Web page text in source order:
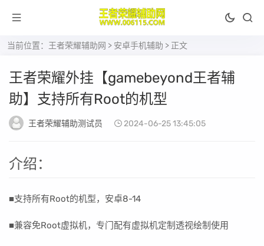
当前位置： 王者荣耀辅助网 > 安卓手机辅助 > 正文
王者荣耀外挂【gamebeyond王者辅
助】支持所有Root的机型
王者荣耀辅助测试员 2024-06-25 13:45:05
介绍：
■支持所有Root的机型，安卓8-14
■兼容免Root虚拟机，专门配有虚拟机定制透视绘制使用